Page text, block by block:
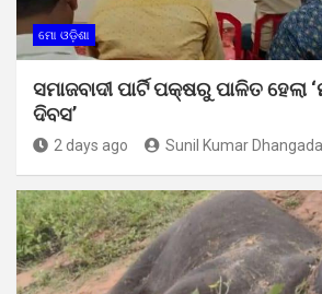
ମୋ ଓଡ଼ିଶା
ସମାଜବାଦୀ ପାର୍ଟି ପକ୍ଷରୁ ପାଳିତ
ଦିବସ’
2 days ago Sunil Kumar